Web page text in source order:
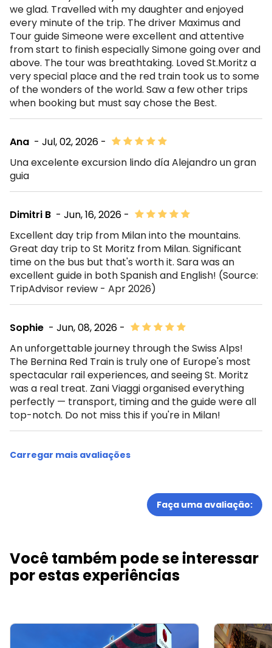
we glad. Travelled with my daughter and enjoyed
every minute of the trip. The driver Maximus and
Tour guide Simeone were excellent and attentive
from start to finish especially Simone going over and
above. The tour was breathtaking. Loved St.Moritz a
very special place and the red train took us to some
of the wonders of the world. Saw a few other trips
when booking but must say chose the Best.
- Jul, 02, 2026 -
Ana
Una excelente excursion lindo día Alejandro un gran
guia
- Jun, 16, 2026 -
Dimitri B
Excellent day trip from Milan into the mountains.
Great day trip to St Moritz from Milan. Significant
time on the bus but that's worth it. Sara was an
excellent guide in both Spanish and English! (Source:
TripAdvisor review - Apr 2026)
- Jun, 08, 2026 -
Sophie
An unforgettable journey through the Swiss Alps!
The Bernina Red Train is truly one of Europe's most
spectacular rail experiences, and seeing St. Moritz
was a real treat. Zani Viaggi organised everything
perfectly — transport, timing and the guide were all
top-notch. Do not miss this if you're in Milan!
Carregar mais avaliações
Faça uma avaliação:
Você também pode se interessar
por estas experiências